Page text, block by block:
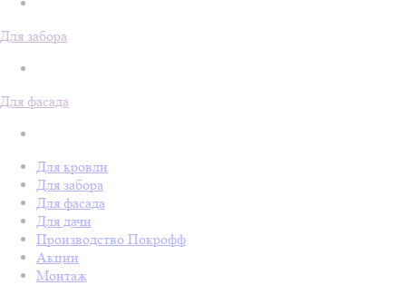
Для забора
Для фасада
Для кровли
Для забора
Для фасада
Для дачи
Производство Покрофф
Акции
Монтаж